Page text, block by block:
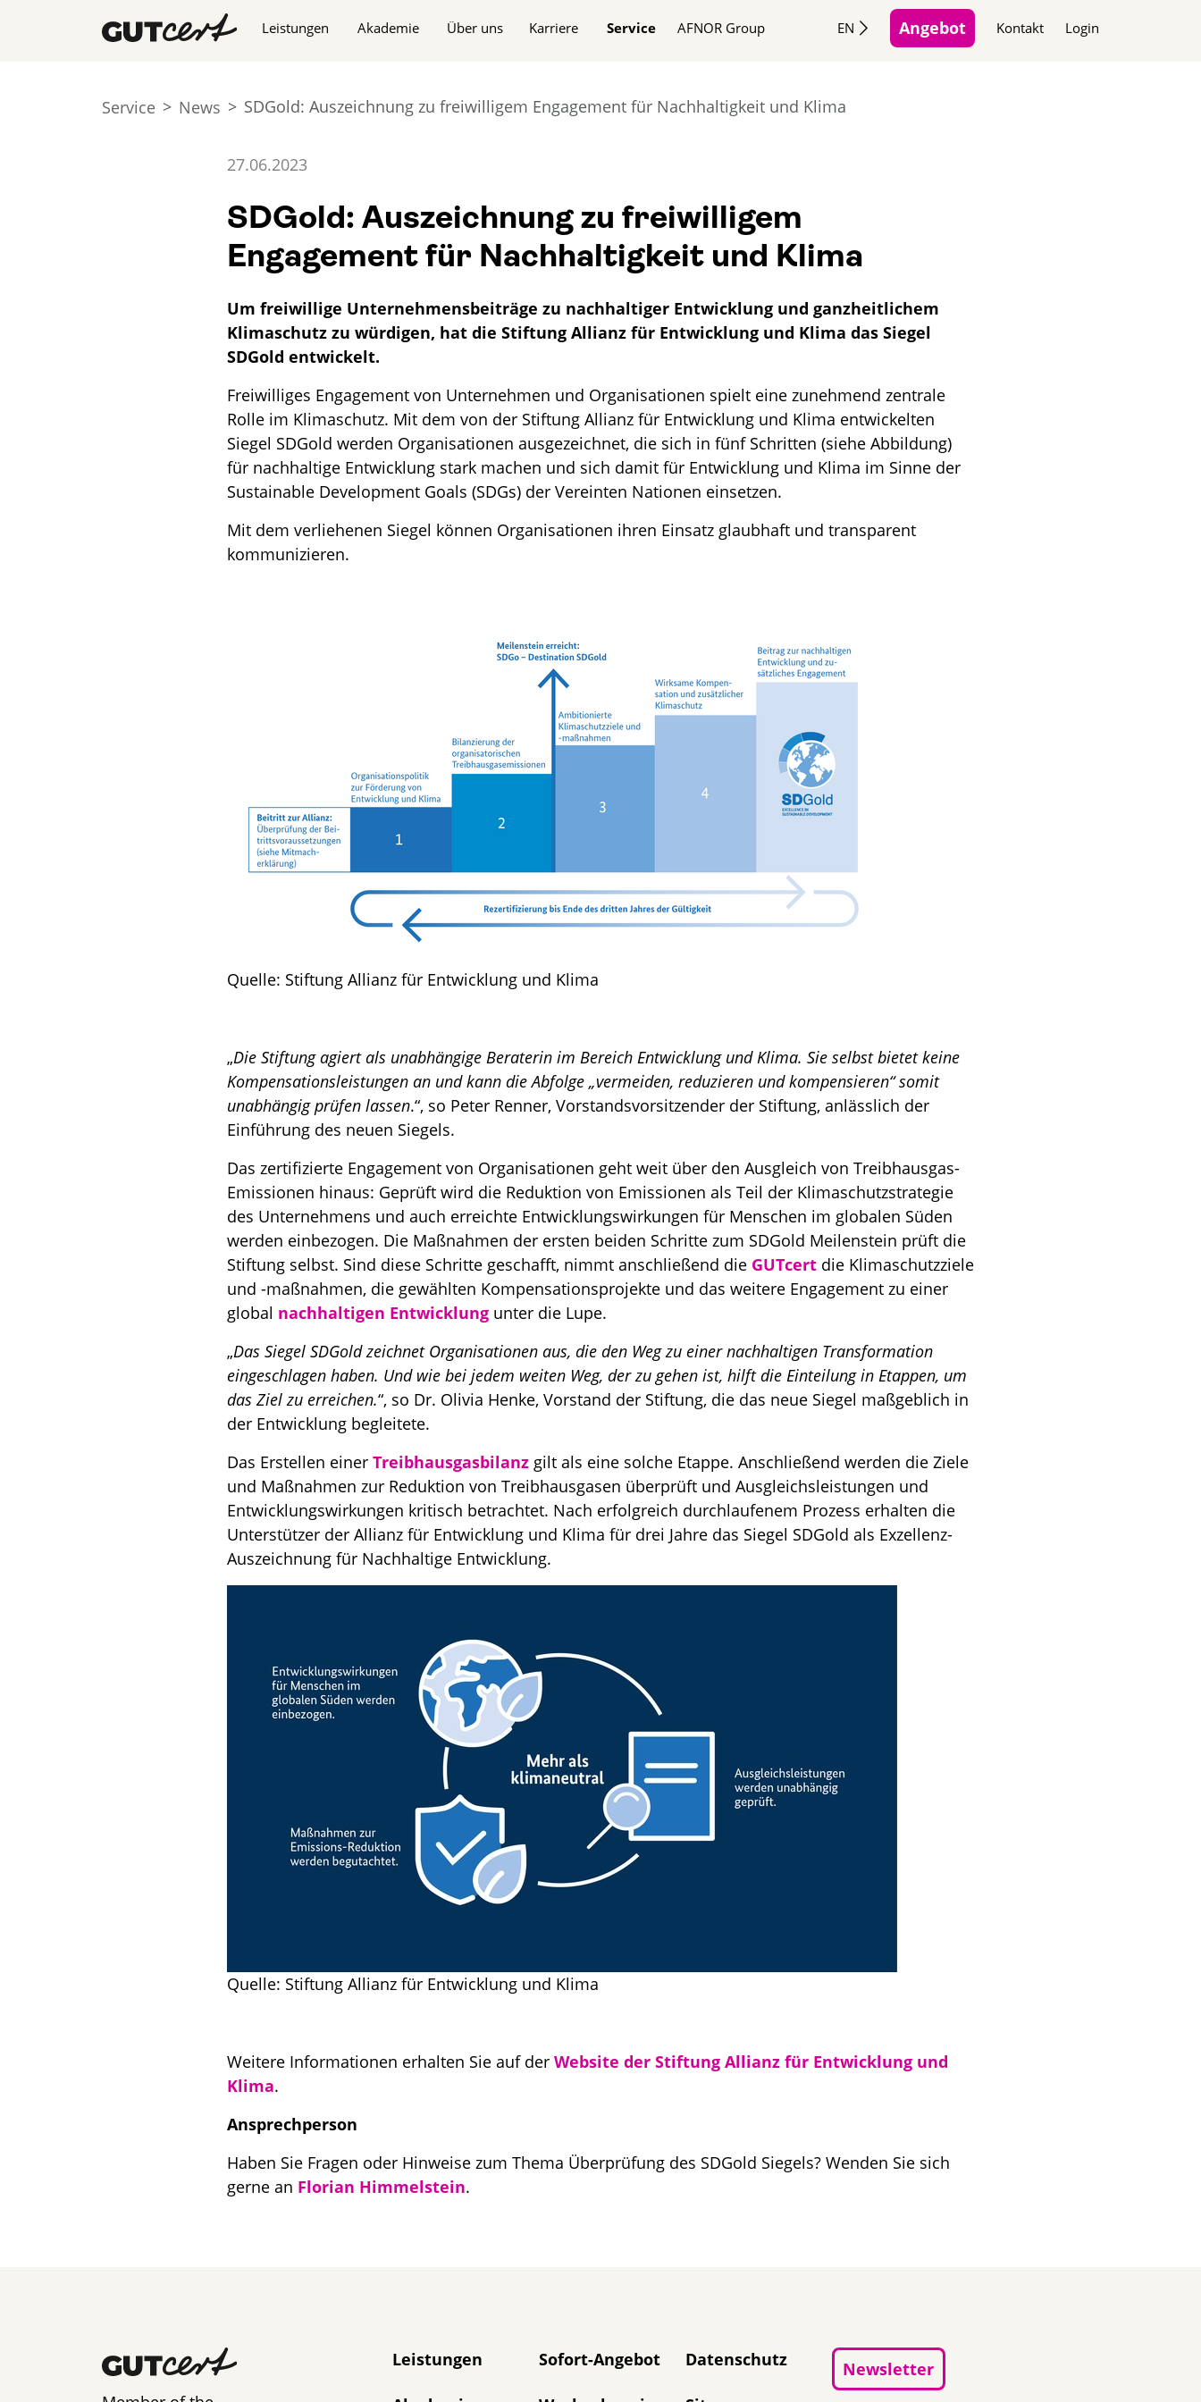
Leistungen
Akademie Über uns Karriere Service AFNOR Group EN Angebot Kontakt Login
Service News SDGold: Auszeichnung zu freiwilligem Engagement für Nachhaltigkeit und Klima
27.06.2023
SDGold: Auszeichnung zu freiwilligem
Engagement für Nachhaltigkeit und Klima
Um freiwillige Unternehmensbeiträge zu nachhaltiger Entwicklung und ganzheitlichem
Klimaschutz zu würdigen, hat die Stiftung Allianz für Entwicklung und Klima das Siegel
SDGold entwickelt.
Freiwilliges Engagement von Unternehmen und Organisationen spielt eine zunehmend zentrale
Rolle im Klimaschutz. Mit dem von der Stiftung Allianz für Entwicklung und Klima entwickelten
Siegel SDGold werden Organisationen ausgezeichnet, die sich in fünf Schritten (siehe Abbildung)
für nachhaltige Entwicklung stark machen und sich damit für Entwicklung und Klima im Sinne der
Sustainable Development Goals (SDGs) der Vereinten Nationen einsetzen.
Mit dem verliehenen Siegel können Organisationen ihren Einsatz glaubhaft und transparent
kommunizieren.
Quelle: Stiftung Allianz für Entwicklung und Klima
„Die Stiftung agiert als unabhängige Beraterin im Bereich Entwicklung und Klima. Sie selbst bietet keine
Kompensationsleistungen an und kann die Abfolge „vermeiden, reduzieren und kompensieren“ somit
unabhängig prüfen lassen.“, so Peter Renner, Vorstandsvorsitzender der Stiftung, anlässlich der
Einführung des neuen Siegels.
Das zertifizierte Engagement von Organisationen geht weit über den Ausgleich von Treibhausgas-
Emissionen hinaus: Geprüft wird die Reduktion von Emissionen als Teil der Klimaschutzstrategie
des Unternehmens und auch erreichte Entwicklungswirkungen für Menschen im globalen Süden
werden einbezogen. Die Maßnahmen der ersten beiden Schritte zum SDGold Meilenstein prüft die
Stiftung selbst. Sind diese Schritte geschafft, nimmt anschließend die GUTcertdie Klimaschutzziele
und -maßnahmen, die gewählten Kompensationsprojekte und das weitere Engagement zu einer
global nachhaltigen Entwicklungunter die Lupe.
„Das Siegel SDGold zeichnet Organisationen aus, die den Weg zu einer nachhaltigen Transformation
eingeschlagen haben. Und wie bei jedem weiten Weg, der zu gehen ist, hilft die Einteilung in Etappen, um
das Ziel zu erreichen.“, so Dr. Olivia Henke, Vorstand der Stiftung, die das neue Siegel maßgeblich in
der Entwicklung begleitete.
Das Erstellen einer Treibhausgasbilanzgilt als eine solche Etappe. Anschließend werden die Ziele
und Maßnahmen zur Reduktion von Treibhausgasen überprüft und Ausgleichsleistungen und
Entwicklungswirkungen kritisch betrachtet. Nach erfolgreich durchlaufenem Prozess erhalten die
Unterstützer der Allianz für Entwicklung und Klima für drei Jahre das Siegel SDGold als Exzellenz-
Auszeichnung für Nachhaltige Entwicklung.
Quelle: Stiftung Allianz für Entwicklung und Klima
Weitere Informationen erhalten Sie auf der Website der Stiftung Allianz für Entwicklung und
Klima.
Ansprechperson
Haben Sie Fragen oder Hinweise zum Thema Überprüfung des SDGold Siegels? Wenden Sie sich
gerne an Florian Himmelstein.
Navigation überspringen
Leistungen Sofort-Angebot Datenschutz Newsletter